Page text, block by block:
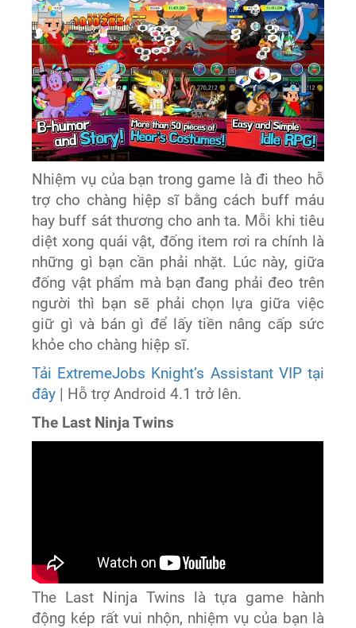
Nhiệm vụ của bạn trong game là đi theo hỗ
trợ cho chàng hiệp sĩ bằng cách buff máu
hay buff sát thương cho anh ta. Mỗi khi tiêu
diệt xong quái vật, đống item rơi ra chính là
những gì bạn cần phải nhặt. Lúc này, giữa
đống vật phẩm mà bạn đang phải đeo trên
người thì bạn sẽ phải chọn lựa giữa việc
giữ gì và bán gì để lấy tiền nâng cấp sức
khỏe cho chàng hiệp sĩ.
Tải ExtremeJobs Knight’s Assistant VIP tại
đây | Hỗ trợ Android 4.1 trở lên.
The Last Ninja Twins
The Last Ninja Twins là tựa game hành
động kép rất vui nhộn, nhiệm vụ của bạn là